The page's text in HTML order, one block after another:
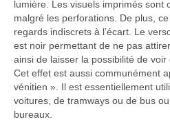
lumière. Les visuels imprimés sont
malgré les perforations. De plus,
regards indiscrets à l’écart. Le
est noir permettant de ne pas
ainsi de laisser la possibilité de voir
Cet effet est aussi communément
vénitien ». Il est essentiellement
voitures, de tramways ou de bus
bureaux.